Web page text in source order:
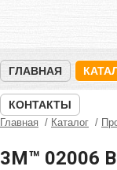
ГЛАВНАЯ
КОНТАКТЫ
Главная Каталог
3M™ 02006